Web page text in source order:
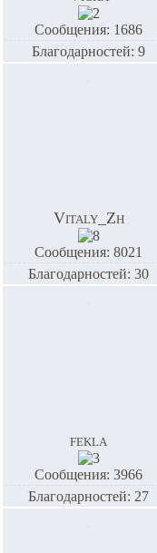
Сообщения: 1686
Благодарностей: 9
Vitaly_Zh
Сообщения: 8021
Благодарностей: 30
fekla
Сообщения: 3966
Благодарностей: 27